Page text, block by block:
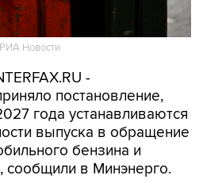
Новости
-
постановление,
года устанавливаются
выпуска в обращение
бензина и
сообщили в Минэнерго.